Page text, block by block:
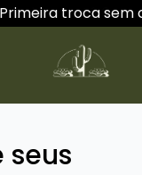
em até 6x
Primeira troca sem
seus